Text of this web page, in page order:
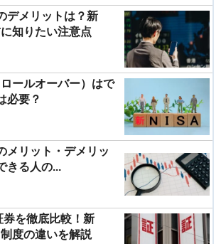
デメリットは？新
知りたい注意点
ールオーバー）はで
必要？
メリット・デメリッ
きる人の...
を徹底比較！新
度の違いを解説